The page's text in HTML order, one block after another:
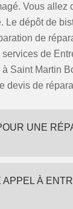
Vous allez
Le dépôt de
de
de
Saint Martin
devis de
UNE
À